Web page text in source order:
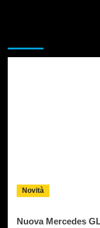
Novità
Nuova Mercedes